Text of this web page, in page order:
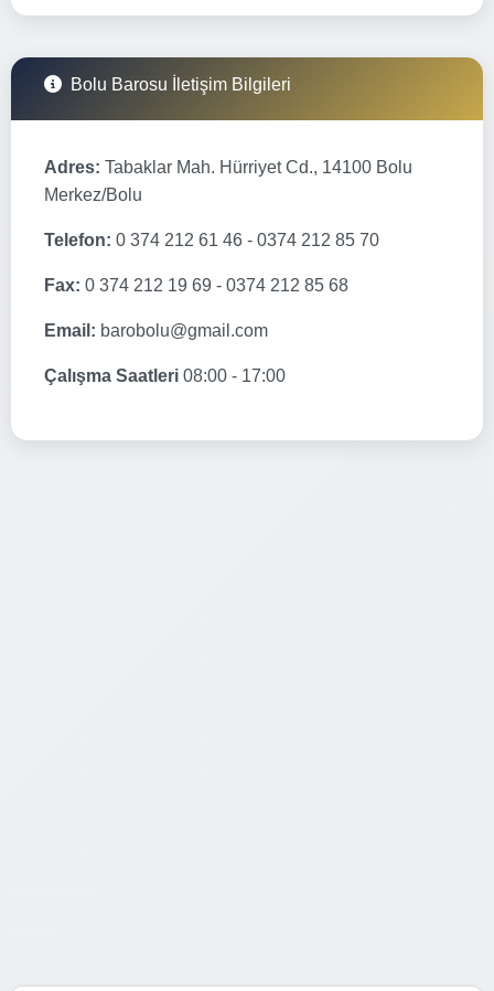
Bolu Barosu İletişim Bilgileri
Adres: Tabaklar Mah. Hürriyet Cd., 14100 Bolu
Merkez/Bolu
Telefon: 0 374 212 61 46 - 0374 212 85 70
Fax: 0 374 212 19 69 - 0374 212 85 68
Email: barobolu@gmail.com
Çalışma Saatleri 08:00 - 17:00